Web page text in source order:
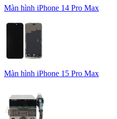
Màn hình iPhone 14 Pro Max
Màn hình iPhone 15 Pro Max